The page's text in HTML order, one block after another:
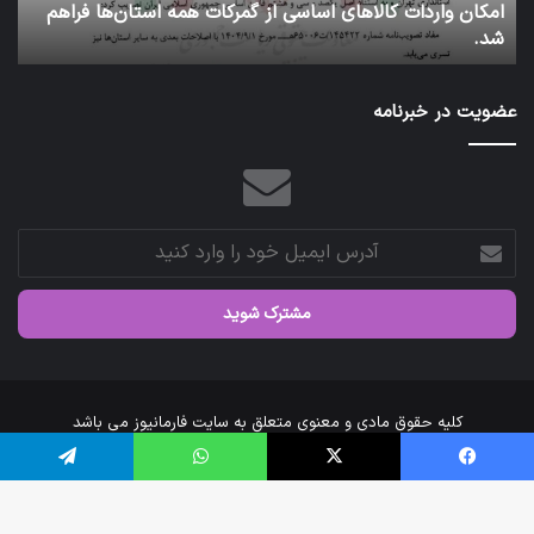
رئیس
سازمان
عازم
عالیات
شد.
کاروان اربعین سازمان غذا و دارو با بدرقه رئیس سازمان عازم
عتبات عالیات شد.
عضویت در خبرنامه
آدرس
ایمیل
خود
وارد
کلیه حقوق مادی و معنوی متعلق به سایت فارمانیوز می باشد
خانه
ارتباط با ما
فیس بوک X واتس آپ تلگرام